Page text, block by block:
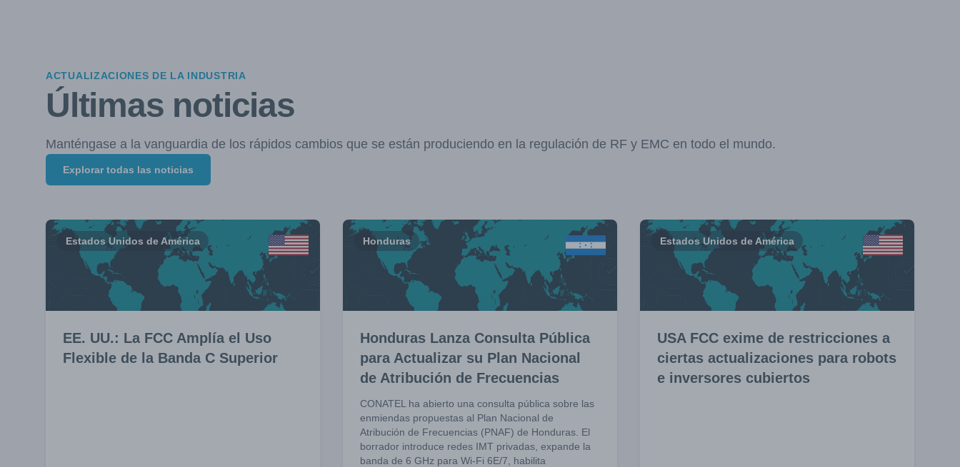
ACTUALIZACIONES DE LA INDUSTRIA
Últimas noticias
Manténgase a la vanguardia de los rápidos cambios que se están produciendo en la regulación de RF y EMC en todo el mundo.
Explorar todas las noticias
Estados Unidos de América
EE. UU.: La FCC Amplía el Uso
Flexible de la Banda C Superior
Honduras
Honduras Lanza Consulta Pública
para Actualizar su Plan Nacional
de Atribución de Frecuencias
CONATEL ha abierto una consulta pública sobre las
enmiendas propuestas al Plan Nacional de
Atribución de Frecuencias (PNAF) de Honduras. El
borrador introduce redes IMT privadas, expande la
banda de 6 GHz para Wi-Fi 6E/7, habilita
Estados Unidos de América
USA FCC exime de restricciones a
ciertas actualizaciones para robots
e inversores cubiertos